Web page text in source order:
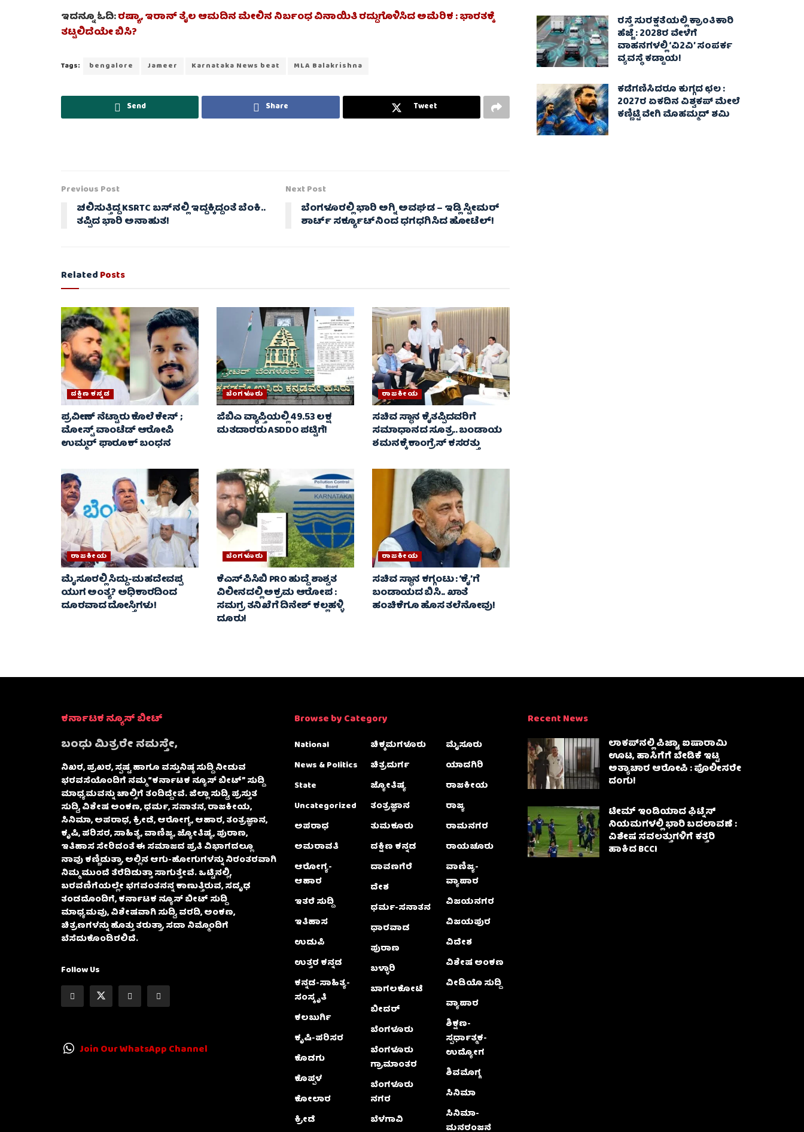
ಇದನ್ನೂ ಓದಿ:ರಷ್ಯಾ, ಇರಾನ್ ತೈಲ ಆಮದಿನ ಮೇಲಿನ ನಿರ್ಬಂಧ ವಿನಾಯಿತಿ ರದ್ದುಗೊಳಿಸಿದ ಅಮೆರಿಕ : ಭಾರತಕ್ಕೆ
ತಟ್ಟಲಿದೆಯೇ ಬಿಸಿ?
Tags: bengalore Jameer Karnataka News beat MLA Balakrishna
Send Share Tweet
Previous Post
ಚಲಿಸುತ್ತಿದ್ದ KSRTC ಬಸ್​ನಲ್ಲಿ ಇದ್ದಕ್ಕಿದ್ದಂತೆ ಬೆಂಕಿ..
ತಪ್ಪಿದ ಭಾರಿ ಅನಾಹುತ!
Next Post
ಬೆಂಗಳೂರಲ್ಲಿ ಭಾರಿ ಅಗ್ನಿ ಅವಘಡ – ಇಡ್ಲಿ ಸ್ಟೀಮರ್
ಶಾರ್ಟ್ ಸರ್ಕ್ಯೂಟ್‌ನಿಂದ ಧಗಧಗಿಸಿದ ಹೋಟೆಲ್‌!
RelatedPosts
ದಕ್ಷಿಣ ಕನ್ನಡ
ಪ್ರವೀಣ್ ನೆಟ್ಟಾರು ಕೊಲೆ ಕೇಸ್ ​;
ಮೋಸ್ಟ್ ವಾಂಟೆಡ್‌ ಆರೋಪಿ
ಉಮ್ಮರ್ ಫಾರೂಕ್ ಬಂಧನ
ಬೆಂಗಳೂರು
ಜಿಬಿಎ ವ್ಯಾಪ್ತಿಯಲ್ಲಿ 49.53 ಲಕ್ಷ
ಮತದಾರರು ASDDO ಪಟ್ಟಿಗೆ!
ರಾಜಕೀಯ
ಸಚಿವ ಸ್ಥಾನ ಕೈತಪ್ಪಿದವರಿಗೆ
ಸಮಾಧಾನದ ಸೂತ್ರ.. ಬಂಡಾಯ
ಶಮನಕ್ಕೆ ಕಾಂಗ್ರೆಸ್ ಕಸರತ್ತು
ರಾಜಕೀಯ
ಮೈಸೂರಲ್ಲಿ ಸಿದ್ದು-ಮಹದೇವಪ್ಪ
ಯುಗ ಅಂತ್ಯ? ಅಧಿಕಾರದಿಂದ
ದೂರವಾದ ದೋಸ್ತಿಗಳು!
ಬೆಂಗಳೂರು
ಕೆಎಸ್‌ಪಿಸಿಬಿ PRO ಹುದ್ದೆ ಶಾಶ್ವತ
ವಿಲೀನದಲ್ಲಿ ಅಕ್ರಮ ಆರೋಪ :
ಸಮಗ್ರ ತನಿಖೆಗೆ ದಿನೇಶ್ ಕಲ್ಲಹಳ್ಳಿ
ದೂರು!
ರಾಜಕೀಯ
ಸಚಿವ ಸ್ಥಾನ ಕಗ್ಗಂಟು : ‘ಕೈ’ಗೆ
ಬಂಡಾಯದ ಬಿಸಿ.. ಖಾತೆ
ಹಂಚಿಕೆಗೂ ಹೊಸ ತಲೆನೋವು!
ರಸ್ತೆ ಸುರಕ್ಷತೆಯಲ್ಲಿ ಕ್ರಾಂತಿಕಾರಿ
ಹೆಜ್ಜೆ : 2028ರ ವೇಳೆಗೆ
ವಾಹನಗಳಲ್ಲಿ ‘ವಿ2ವಿ’ ಸಂಪರ್ಕ
ವ್ಯವಸ್ಥೆ ಕಡ್ಡಾಯ!
ಕಡೆಗಣಿಸಿದರೂ ಕುಗ್ಗದ ಛಲ :
2027ರ ಏಕದಿನ ವಿಶ್ವಕಪ್‌ ಮೇಲೆ
ಕಣ್ಣಿಟ್ಟಿ ವೇಗಿ ಮೊಹಮ್ಮದ್ ಶಮಿ
ಕರ್ನಾಟಕ ನ್ಯೂಸ್ ಬೀಟ್
ಬಂಧು ಮಿತ್ರರೇ ನಮಸ್ತೇ,
ನಿಖರ, ಪ್ರಖರ, ಸ್ಪಷ್ಟ ಹಾಗೂ ವಸ್ತುನಿಷ್ಠ ಸುದ್ದಿ ನೀಡುವ
ಭರವಸೆಯೊಂದಿಗೆ ನಮ್ಮ “ಕರ್ನಾಟಕ ನ್ಯೂಸ್ ಬೀಟ್” ಸುದ್ದಿ
ಮಾಧ್ಯಮವನ್ನು ಚಾಲ್ತಿಗೆ ತಂದಿದ್ದೇವೆ. ಜಿಲ್ಲಾ ಸುದ್ದಿ, ಪ್ರಸ್ತುತ
ಸುದ್ದಿ, ವಿಶೇಷ ಅಂಕಣ, ಧರ್ಮ, ಸನಾತನ, ರಾಜಕೀಯ,
ಸಿನಿಮಾ, ಅಪರಾಧ, ಕ್ರೀಡೆ, ಆರೋಗ್ಯ, ಆಹಾರ, ತಂತ್ರಜ್ಞಾನ,
ಕೃಷಿ, ಪರಿಸರ, ಸಾಹಿತ್ಯ, ವಾಣಿಜ್ಯ, ಜ್ಯೋತಿಷ್ಯ, ಪುರಾಣ,
ಇತಿಹಾಸ ಸೇರಿದಂತೆ ಈ ಸಮಾಜದ ಪ್ರತಿ ವಿಭಾಗದಲ್ಲೂ
ನಾವು ಕಣ್ಣಿಡುತ್ತಾ, ಅಲ್ಲಿನ ಆಗು-ಹೋಗುಗಳನ್ನು ನಿರಂತರವಾಗಿ
ನಿಮ್ಮ ಮುಂದೆ ತೆರೆದಿಡುತ್ತಾ ಸಾಗುತ್ತೇವೆ. ಒಟ್ಟಿನಲ್ಲಿ,
ಬರವಣಿಗೆಯಲ್ಲೇ ಭಗವಂತನನ್ನ ಕಾಣುತ್ತಿರುವ, ಸದೃಢ
ತಂಡದೊಂದಿಗೆ, ಕರ್ನಾಟಕ ನ್ಯೂಸ್ ಬೀಟ್ ಸುದ್ದಿ
ಮಾಧ್ಯಮವು, ವಿಶೇಷವಾಗಿ ಸುದ್ದಿ, ವರದಿ, ಅಂಕಣ,
ಚಿತ್ರಣಗಳನ್ನು ಹೊತ್ತು ತರುತ್ತಾ, ಸದಾ ನಿಮ್ಮೊಂದಿಗೆ
ಬೆಸೆದುಕೊಂಡಿರಲಿದೆ.
Follow Us
Join Our WhatsApp Channel
Browse by Category
National
News & Politics
State
Uncategorized
ಅಪರಾಧ
ಅಮರಾವತಿ
ಆರೋಗ್ಯ-
ಆಹಾರ
ಇತರೆ ಸುದ್ದಿ
ಇತಿಹಾಸ
ಉಡುಪಿ
ಉತ್ತರ ಕನ್ನಡ
ಕನ್ನಡ-ಸಾಹಿತ್ಯ-
ಸಂಸ್ಕೃತಿ
ಕಲಬುರ್ಗಿ
ಕೃಷಿ-ಪರಿಸರ
ಕೊಡಗು
ಕೊಪ್ಪಳ
ಕೋಲಾರ
ಕ್ರೀಡೆ
ಚಿಕ್ಕಮಗಳೂರು
ಚಿತ್ರದುರ್ಗ
ಜ್ಯೋತಿಷ್ಯ
ತಂತ್ರಜ್ಞಾನ
ತುಮಕೂರು
ದಕ್ಷಿಣ ಕನ್ನಡ
ದಾವಣಗೆರೆ
ದೇಶ
ಧರ್ಮ-ಸನಾತನ
ಧಾರವಾಡ
ಪುರಾಣ
ಬಳ್ಳಾರಿ
ಬಾಗಲಕೋಟೆ
ಬೀದರ್
ಬೆಂಗಳೂರು
ಬೆಂಗಳೂರು
ಗ್ರಾಮಾಂತರ
ಬೆಂಗಳೂರು
ನಗರ
ಬೆಳಗಾವಿ
ಮೈಸೂರು
ಯಾದಗಿರಿ
ರಾಜಕೀಯ
ರಾಜ್ಯ
ರಾಮನಗರ
ರಾಯಚೂರು
ವಾಣಿಜ್ಯ-
ವ್ಯಾಪಾರ
ವಿಜಯನಗರ
ವಿಜಯಪುರ
ವಿದೇಶ
ವಿಶೇಷ ಅಂಕಣ
ವೀಡಿಯೊ ಸುದ್ದಿ
ವ್ಯಾಪಾರ
ಶಿಕ್ಷಣ-
ಸ್ಪರ್ಧಾತ್ಮಕ-
ಉದ್ಯೋಗ
ಶಿವಮೊಗ್ಗ
ಸಿನಿಮಾ
ಸಿನಿಮಾ-
ಮನರಂಜನೆ
Recent News
ಲಾಕಪ್‌ನಲ್ಲಿ ಪಿಜ್ಜಾ, ಐಷಾರಾಮಿ
ಊಟ, ಹಾಸಿಗೆಗೆ ಬೇಡಿಕೆ ಇಟ್ಟ
ಅತ್ಯಾಚಾರ ಆರೋಪಿ : ಪೊಲೀಸರೇ
ದಂಗು!
ಟೀಮ್ ಇಂಡಿಯಾದ ಫಿಟ್ನೆಸ್
ನಿಯಮಗಳಲ್ಲಿ ಭಾರಿ ಬದಲಾವಣೆ :
ವಿಶೇಷ ಸವಲತ್ತುಗಳಿಗೆ ಕತ್ತರಿ
ಹಾಕಿದ BCCI